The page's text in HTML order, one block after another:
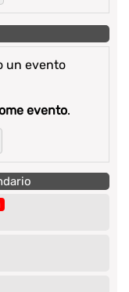
un evento
evento.